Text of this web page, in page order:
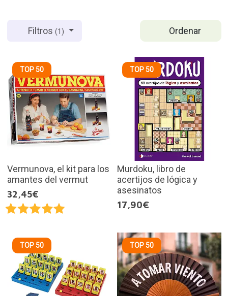
Ordenar
Filtros(1)
TOP 50
Vermunova, el kit para los
amantes del vermut
32,45€
TOP 50
Murdoku, libro de
acertijos de lógica y
asesinatos
17,90€
TOP 50 TOP 50